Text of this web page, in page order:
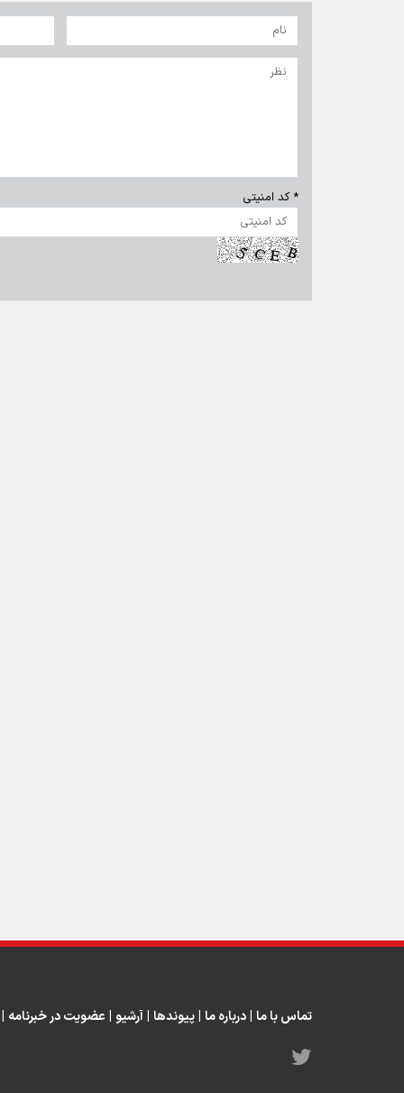
* کد امنیتی
تماس با ما درباره ما پیوندها آرشیو عضویت در خبرنامه